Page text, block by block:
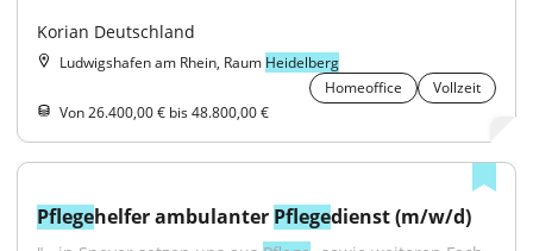
Korian Deutschland
Ludwigshafen am Rhein, Raum Heidelberg
Homeoffice
Vollzeit
Von 26.400,00 € bis 48.800,00 €
Pflegehelfer ambulanter Pflegedienst (m/w/d)